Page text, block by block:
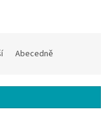
Abecedně